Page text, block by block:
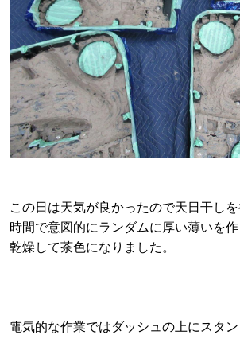
この日は天気が良かったので天日干し
時間で意図的にランダムに厚い薄いを
乾燥して茶色になりました。
電気的な作業ではダッシュの上にスタ